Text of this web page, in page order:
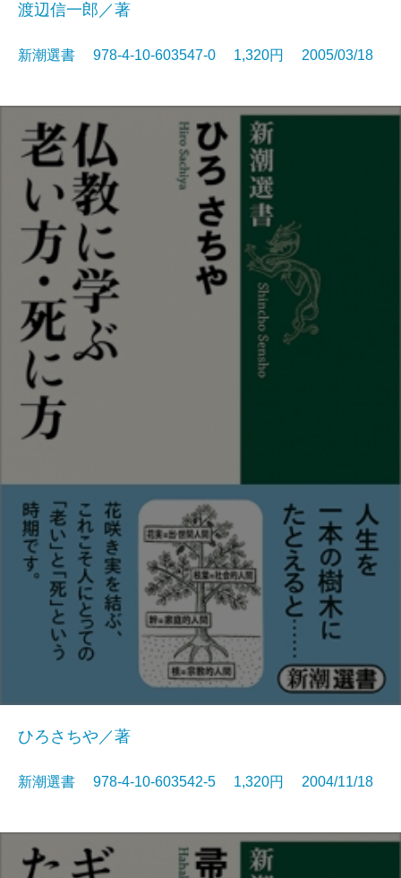
渡辺信一郎／著
新潮選書 978-4-10-603547-0 1,320円 2005/03/18
ひろさちや／著
新潮選書 978-4-10-603542-5 1,320円 2004/11/18